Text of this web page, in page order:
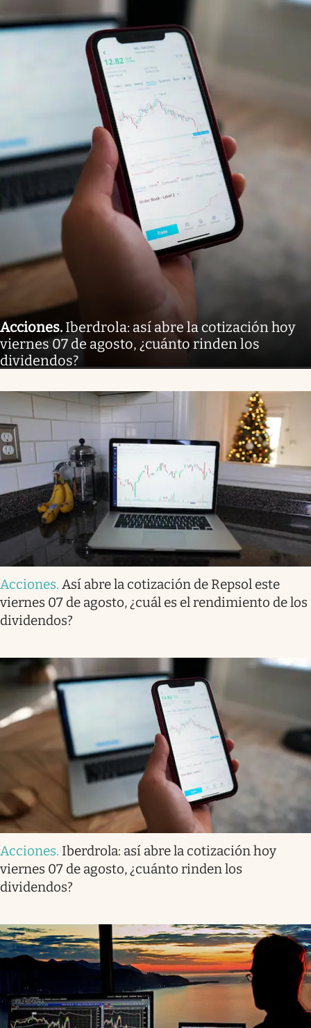
Acciones. Iberdrola: así abre la cotización hoy
viernes 07 de agosto, ¿cuánto rinden los
dividendos?
Acciones. Así abre la cotización de Repsol este
viernes 07 de agosto, ¿cuál es el rendimiento de los
dividendos?
Acciones. Iberdrola: así abre la cotización hoy
viernes 07 de agosto, ¿cuánto rinden los
dividendos?